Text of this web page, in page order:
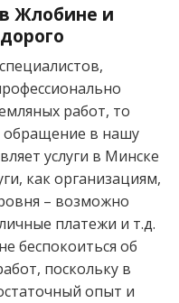
Жлобине и
работ, то
в нашу
услуги в Минске
как организациям,
– возможно
платежи и т.д.
беспокоиться об
поскольку в
опыт и